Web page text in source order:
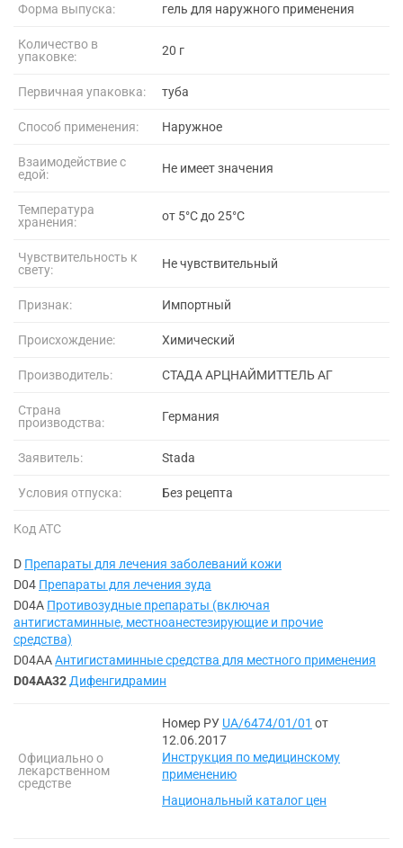
Форма выпуска: гель для наружного применения
Количество в
упаковке:
20 г
Первичная упаковка: туба
Способ применения: Наружное
Взаимодействие с
едой:
Не имеет значения
Температура
хранения:
от 5°C до 25°C
Чувствительность к
свету:
Не чувствительный
Признак: Импортный
Происхождение: Химический
Производитель: СТАДА АРЦНАЙМИТТЕЛЬ АГ
Страна
производства:
Германия
Заявитель: Stada
Условия отпуска: Без рецепта
Код АТС
D Препараты для лечения заболеваний кожи
D04 Препараты для лечения зуда
D04A Противозудные препараты (включая
антигистаминные, местноанестезирующие и прочие
средства)
D04AAАнтигистаминные средства для местного применения
D04AA32 Дифенгидрамин
Официально о
лекарственном
средстве
Номер РУ UA/6474/01/01 от
12.06.2017
Инструкция по медицинскому
применению
Национальный каталог цен